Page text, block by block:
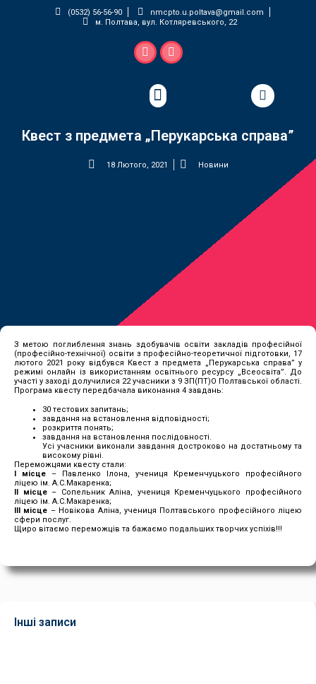
(0532) 56-56-90
nmcpto.u.poltava@gmail.com
м. Полтава, вул. Котляревського, 22
Квест з предмета „Перукарська справа”
18 Лютого, 2021 Новини
З метою поглиблення знань здобувачів освіти закладів професійної
(професійно-технічної) освіти з професійно-теоретичної підготовки, 17
лютого 2021 року відбувся Квест з предмета „Перукарська справа” у
режимі онлайн із використанням освітнього ресурсу „Всеосвіта”. До
участі у заході долучилися 22 учасники з 9 ЗП(ПТ)О Полтавської області.
Програма квесту передбачала виконання 4 завдань:
30 тестових запитань;
завдання на встановлення відповідності;
розкриття понять;
завдання на встановлення послідовності.
Усі учасники виконали завдання достроково на достатньому та
високому рівні.
Переможцями квесту стали:
І місце – Павленко Ілона, учениця Кременчуцького професійного
ліцею ім. А.С.Макаренка;
ІІ місце– Сопельник Аліна, учениця Кременчуцького професійного
ліцею ім. А.С.Макаренка;
ІІІ місце – Новікова Аліна, учениця Полтавського професійного ліцею
сфери послуг.
Щиро вітаємо переможців та бажаємо подальших творчих успіхів!!!
Інші записи